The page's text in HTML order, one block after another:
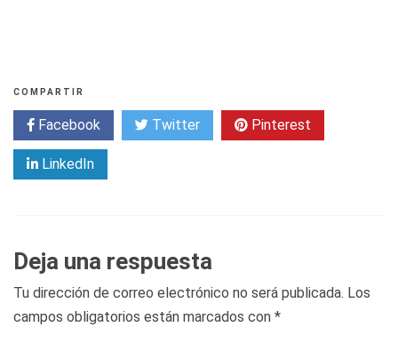
COMPARTIR
Facebook Twitter Pinterest
LinkedIn
Deja una respuesta
Tu dirección de correo electrónico no será publicada. Los
campos obligatorios están marcados con *